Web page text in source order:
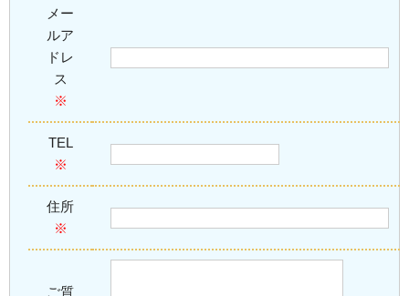
メー
ルア
ドレ
ス
※
TEL
※
住所
※
ご質